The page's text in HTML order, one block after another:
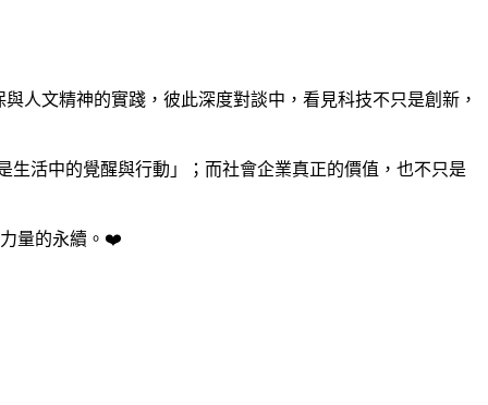
人文精神的實踐，彼此深度對談中，看見科技不只是創新，
活中的覺醒與行動」；而社會企業真正的價值，也不只是
力量的永續。❤️